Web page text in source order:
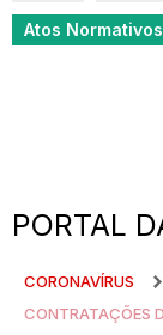
Atos
PORTAL
CORONAVÍRUS
CONTRATAÇÕES